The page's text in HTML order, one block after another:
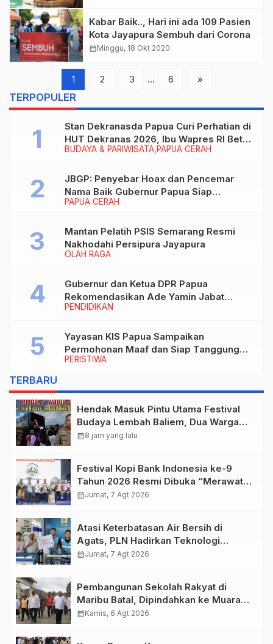
Kabar Baik.., Hari ini ada 109 Pasien
Kota Jayapura Sembuh dari Corona
calendar_monthMinggu, 18 Okt 2020
1 2 3 … 6 »
TERPOPULER
BUDAYA & PARIWISATA PAPUA CERAH
Stan Dekranasda Papua Curi Perhatian di
HUT Dekranas 2026, Ibu Wapres RI Betah
Menikmati Karya Perajin
PAPUA CERAH
JBGP: Penyebar Hoax dan Pencemar
Nama Baik Gubernur Papua Siap
Berhadapan dengan Hukum!
OLAH RAGA
Mantan Pelatih PSIS Semarang Resmi
Nakhodahi Persipura Jayapura
PENDIDIKAN
Gubernur dan Ketua DPR Papua
Rekomendasikan Ade Yamin Jabat
Rektor IAIN Fattahul Muluk Papua
PERISTIWA
Yayasan KIS Papua Sampaikan
Permohonan Maaf dan Siap Tanggung
Biaya Korban Dugaan Keracunan MBG di
TERBARU
Hendak Masuk Pintu Utama Festival
Budaya Lembah Baliem, Dua Warga
Sipil Ditembak OTK
calendar_month8 jam yang lalu
Festival Kopi Bank Indonesia ke-9
Tahun 2026 Resmi Dibuka “Merawat
Warisan, Membangun Masa Depan
calendar_monthJumat, 7 Agt 2026
Atasi Keterbatasan Air Bersih di
Agats, PLN Hadirkan Teknologi
Desalinasi untuk Masjid Saiful Al-
calendar_monthJumat, 7 Agt 2026
Pembangunan Sekolah Rakyat di
Maribu Batal, Dipindahkan ke Muara
Tami, Ini Sebabnya
calendar_monthKamis, 6 Agt 2026